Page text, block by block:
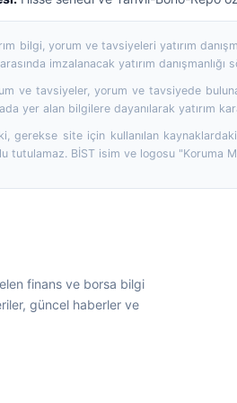
bilgi, yorum ve tavsiyeleri yatırım
imzalanacak yatırım
ve tavsiyeler, yorum ve tavsiyede
yer alan bilgilere dayanılarak yatırım
gerekse site için kullanılan
tutulamaz. BİST isim ve logosu "Koruma
finans ve borsa bilgi
güncel haberler ve